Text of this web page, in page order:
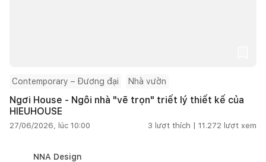
Contemporary – Đương đại Nhà vườn
Ngơi House - Ngôi nhà "vẽ trọn" triết lý thiết kế của
HIEUHOUSE
27/06/2026, lúc 10:00 3 lượt thích | 11.272 lượt xem
NNA Design